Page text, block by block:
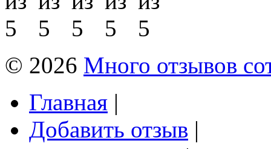
© 2026 Много отзывов
Главная |
Добавить отзыв |